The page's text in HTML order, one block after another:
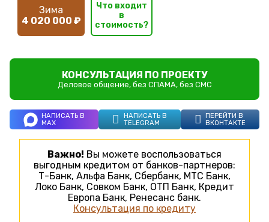
Зима
4 020 000 ₽
Что входит
в
стоимость?
КОНСУЛЬТАЦИЯ ПО ПРОЕКТУ
Деловое общение, без СПАМА, без СМС
НАПИСАТЬ В
MAX
НАПИСАТЬ В
TELEGRAM
ПЕРЕЙТИ В
ВКОНТАКТЕ
Важно! Вы можете воспользоваться
выгодным кредитом от банков-партнеров:
Т-Банк, Альфа Банк, Сбербанк, МТС Банк,
Локо Банк, Совком Банк, ОТП Банк, Кредит
Европа Банк, Ренесанс банк.
Консультация по кредиту